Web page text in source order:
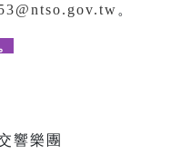
。
響樂團